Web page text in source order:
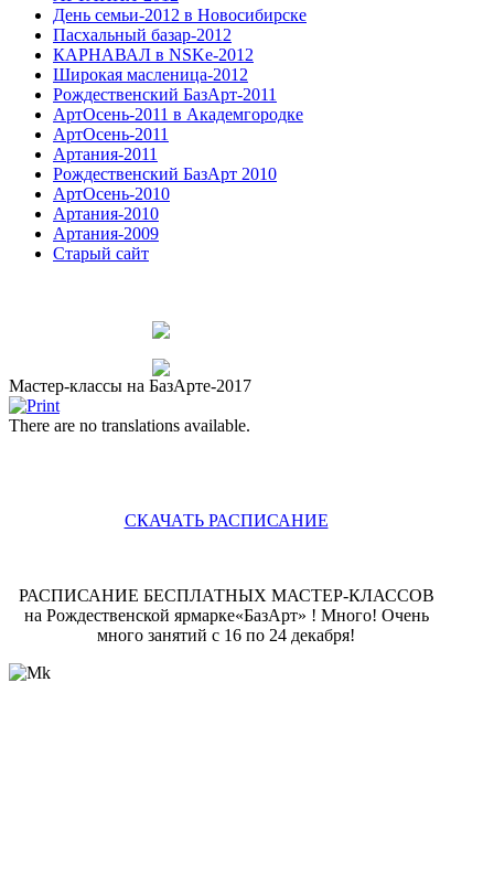
День семьи-2012 в Новосибирске
Пасхальный базар-2012
КАРНАВАЛ в NSKe-2012
Широкая масленица-2012
Рождественский БазАрт-2011
АртОсень-2011 в Академгородке
АртОсень-2011
Артания-2011
Рождественский БазАрт 2010
АртОсень-2010
Артания-2010
Артания-2009
Старый сайт
Мастер-классы на БазАрте-2017
There are no translations available.
СКАЧАТЬ РАСПИСАНИЕ
РАСПИСАНИЕ БЕСПЛАТНЫХ МАСТЕР-КЛАССОВ
на Рождественской ярмарке«БазАрт» ! Много! Очень
много занятий с 16 по 24 декабря!